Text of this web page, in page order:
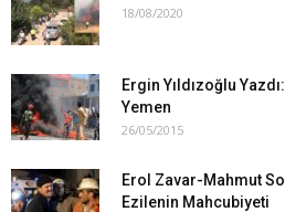
18/08/2020
Ergin Yıldızoğlu
Yemen
26/05/2015
Erol Zavar-Mahmut
Ezilenin Mahcubiyeti